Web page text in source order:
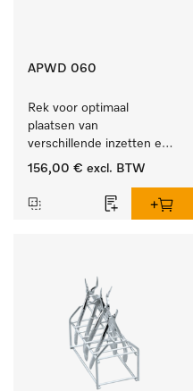
APWD 060
Rek voor optimaal
plaatsen van
verschillende inzetten en
zeefschalen.
156,00 € excl. BTW